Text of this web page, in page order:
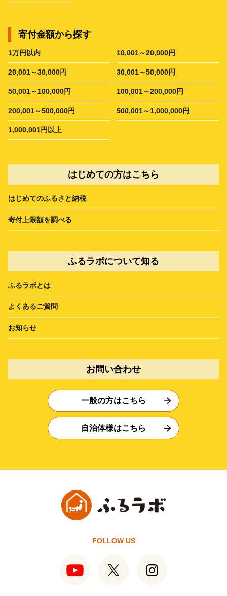
寄付金額から探す
1万円以内 10,001～20,000円
20,001～30,000円 30,001～50,000円
50,001～100,000円 100,001～200,000円
200,001～500,000円 500,001～1,000,000円
1,000,001円以上
はじめての方はこちら
はじめてのふるさと納税
寄付上限額を調べる
ふるラボについて知る
ふるラボとは
よくあるご質問
お知らせ
お問い合わせ
一般の方はこちら
自治体様はこちら
FOLLOW US